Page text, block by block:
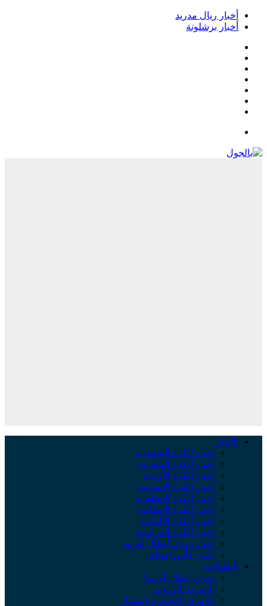
أخبار ريال مدريد
أخبار برشلونة
الأخبار
أخبار الكرة السعودية
أخبار الكرة المصرية
أخبار الكرة الأردنية
أخبار الكرة الإسبانية
أخبار الكرة الإنجليزية
أخبار الكرة الإيطالية
أخبار الكرة الألمانية
أخبار الكرة الفرنسية
أخبار دوري أبطال أوروبا
أخبار كأس العالم
البطولات
دوري أبطال أوروبا
الدوري الأوروبي
الدوري الإنجليزي الممتاز